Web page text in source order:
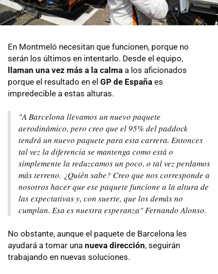
En Montmeló necesitan que funcionen, porque no
serán los últimos en intentarlo. Desde el equipo,
llaman una vez más a la calma a los aficionados
porque el resultado en el GP de España es
impredecible a estas alturas.
"A Barcelona llevamos un nuevo paquete
aerodinámico, pero creo que el 95% del paddock
tendrá un nuevo paquete para esta carrera. Entonces
tal vez la diferencia se mantenga como está o
simplemente la reduzcamos un poco, o tal vez perdamos
más terreno. ¿Quién sabe? Creo que nos corresponde a
nosotros hacer que ese paquete funcione a la altura de
las expectativas y, con suerte, que los demás no
cumplan. Esa es nuestra esperanza" Fernando Alonso.
No obstante, aunque el paquete de Barcelona les
ayudará a tomar una nueva dirección, seguirán
trabajando en nuevas soluciones.